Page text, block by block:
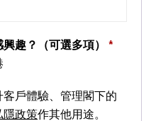
趣？（可選多項） *
戶體驗、管理閣下的
隱政策作其他用途。